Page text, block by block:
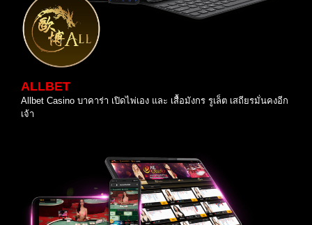
ALLBET
Allbet Casino บาคาร่า เปิดไพ่เอง และ เสื้อมังกร รูเล็ต เสถียรมั่นคงอีก
เจ้า